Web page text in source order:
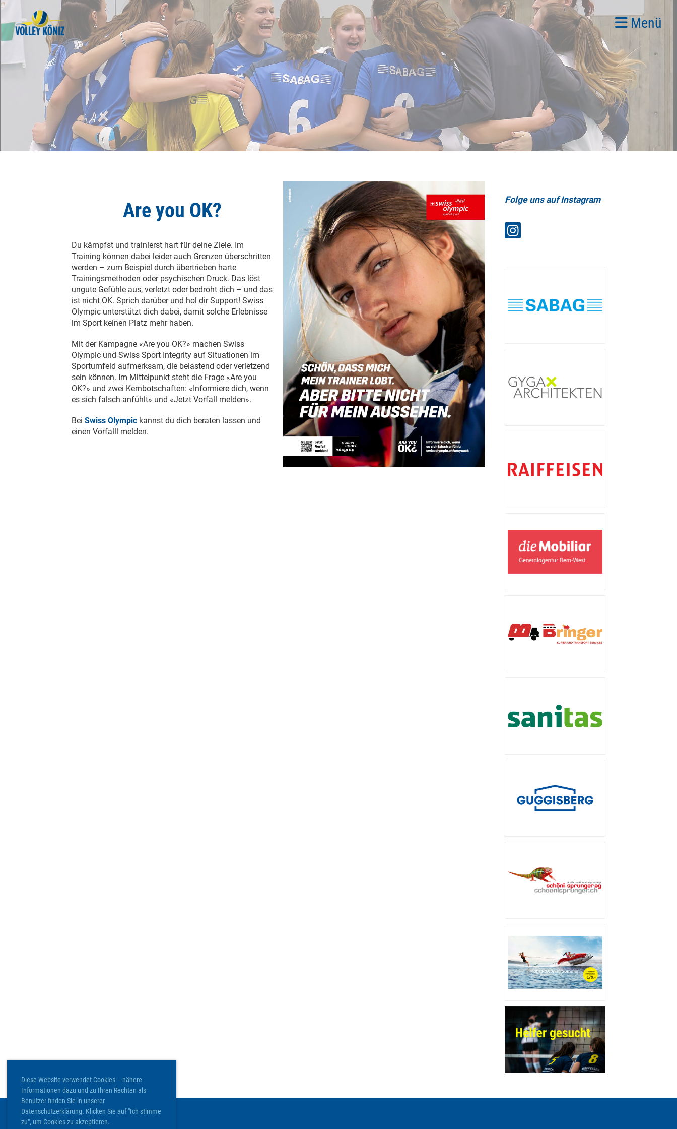
Diese Website verwendet Cookies – nähere
Informationen dazu und zu Ihren Rechten als
Benutzer finden Sie in unserer
Datenschutzerklärung. Klicken Sie auf "Ich stimme
zu", um Cookies zu akzeptieren.
Menü
Are you OK?
Du kämpfst und trainierst hart für deine Ziele. Im
Training können dabei leider auch Grenzen überschritten
werden – zum Beispiel durch übertrieben harte
Trainingsmethoden oder psychischen Druck. Das löst
ungute Gefühle aus, verletzt oder bedroht dich – und das
ist nicht OK. Sprich darüber und hol dir Support! Swiss
Olympic unterstützt dich dabei, damit solche Erlebnisse
im Sport keinen Platz mehr haben.
Mit der Kampagne «Are you OK?» machen Swiss
Olympic und Swiss Sport Integrity auf Situationen im
Sportumfeld aufmerksam, die belastend oder verletzend
sein können. Im Mittelpunkt steht die Frage «Are you
OK?» und zwei Kernbotschaften: «Informiere dich, wenn
es sich falsch anfühlt» und «Jetzt Vorfall melden».
Bei Swiss Olympic kannst du dich beraten lassen und
einen Vorfalll melden.
Folge uns auf Instagram